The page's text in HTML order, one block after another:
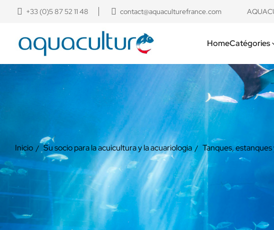
+33 (0)5 87 52 11 48 contact@aquaculturefrance.com
HomeCatégories
Inicio Su socio para la acuicultura y la acuariologia Tanques,